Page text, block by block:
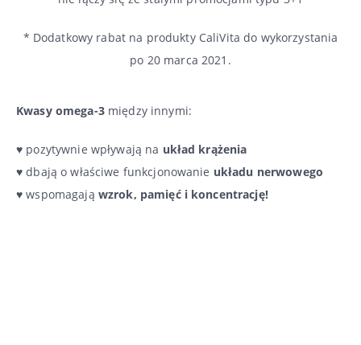
* Dodatkowy rabat na produkty CaliVita do wykorzystania
po 20 marca 2021.
Kwasy omega-3między innymi:
♥ pozytywnie wpływają na układ krążenia
♥ dbają o właściwe funkcjonowanie układu nerwowego
♥ wspomagają wzrok, pamięć i koncentrację!